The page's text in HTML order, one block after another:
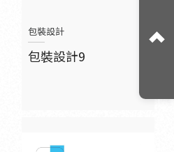
包裝設計
包裝設計9